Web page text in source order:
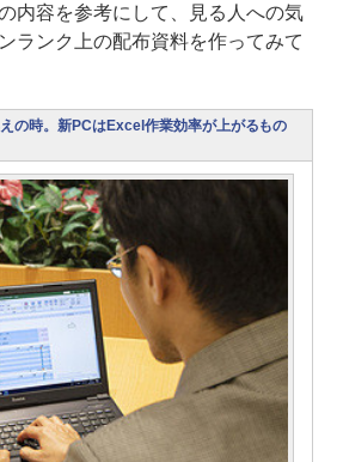
内容を参考にして、見る人への気
ランク上の配布資料を作ってみて
の時。新PCはExcel作業効率が上がるもの